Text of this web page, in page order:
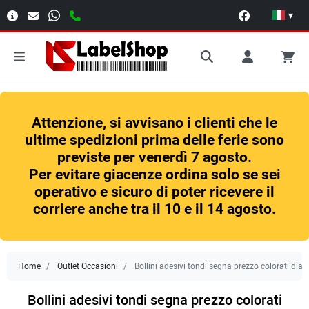
▾
Attenzione, si avvisano i clienti che le
ultime spedizioni prima delle ferie sono
previste per venerdì 7 agosto.
Per evitare giacenze ordina solo se sei
operativo e sicuro di poter ricevere il
corriere anche tra il 10 e il 14 agosto.
Home Outlet Occasioni Bollini adesivi tondi segna prezzo colorati
Bollini adesivi tondi segna prezzo colorati